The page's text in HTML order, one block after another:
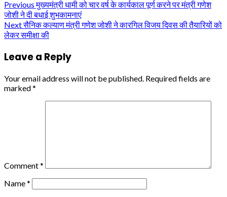
Continue
Reading
Previousमुख्यमंत्री धामी को चार वर्ष के कार्यकाल पूर्ण करने पर मंत्री गणेश
जोशी ने दी बधाई शुभकामनाएं
Nextसैनिक कल्याण मंत्री गणेश जोशी ने कारगिल विजय दिवस की तैयारियों को
लेकर समीक्षा की
Leave a Reply
Your email address will not be published. Required fields are
marked*
Comment*
Name*